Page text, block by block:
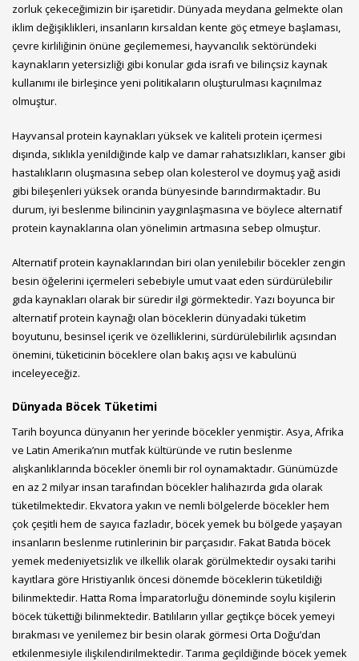
zorluk çekeceğimizin bir işaretidir. Dünyada meydana gelmekte olan
iklim değişiklikleri, insanların kırsaldan kente göç etmeye başlaması,
çevre kirliliğinin önüne geçilememesi, hayvancılık sektöründeki
kaynakların yetersizliği gibi konular gıda israfı ve bilinçsiz kaynak
kullanımı ile birleşince yeni politikaların oluşturulması kaçınılmaz
olmuştur.
Hayvansal protein kaynakları yüksek ve kaliteli protein içermesi
dışında, sıklıkla yenildiğinde kalp ve damar rahatsızlıkları, kanser gibi
hastalıkların oluşmasına sebep olan kolesterol ve doymuş yağ asidi
gibi bileşenleri yüksek oranda bünyesinde barındırmaktadır. Bu
durum, iyi beslenme bilincinin yaygınlaşmasına ve böylece alternatif
protein kaynaklarına olan yönelimin artmasına sebep olmuştur.
Alternatif protein kaynaklarından biri olan yenilebilir böcekler zengin
besin öğelerini içermeleri sebebiyle umut vaat eden sürdürülebilir
gıda kaynakları olarak bir süredir ilgi görmektedir. Yazı boyunca bir
alternatif protein kaynağı olan böceklerin dünyadaki tüketim
boyutunu, besinsel içerik ve özelliklerini, sürdürülebilirlik açısından
önemini, tüketicinin böceklere olan bakış açısı ve kabulünü
inceleyeceğiz.
Dünyada Böcek Tüketimi
Tarih boyunca dünyanın her yerinde böcekler yenmiştir. Asya, Afrika
ve Latin Amerika’nın mutfak kültüründe ve rutin beslenme
alışkanlıklarında böcekler önemli bir rol oynamaktadır. Günümüzde
en az 2 milyar insan tarafından böcekler halihazırda gıda olarak
tüketilmektedir. Ekvatora yakın ve nemli bölgelerde böcekler hem
çok çeşitli hem de sayıca fazladır, böcek yemek bu bölgede yaşayan
insanların beslenme rutinlerinin bir parçasıdır. Fakat Batıda böcek
yemek medeniyetsizlik ve ilkellik olarak görülmektedir oysaki tarihi
kayıtlara göre Hristiyanlık öncesi dönemde böceklerin tüketildiği
bilinmektedir. Hatta Roma İmparatorluğu döneminde soylu kişilerin
böcek tükettiği bilinmektedir. Batılıların yıllar geçtikçe böcek yemeyi
bırakması ve yenilemez bir besin olarak görmesi Orta Doğu’dan
etkilenmesiyle ilişkilendirilmektedir. Tarıma geçildiğinde böcek yemek